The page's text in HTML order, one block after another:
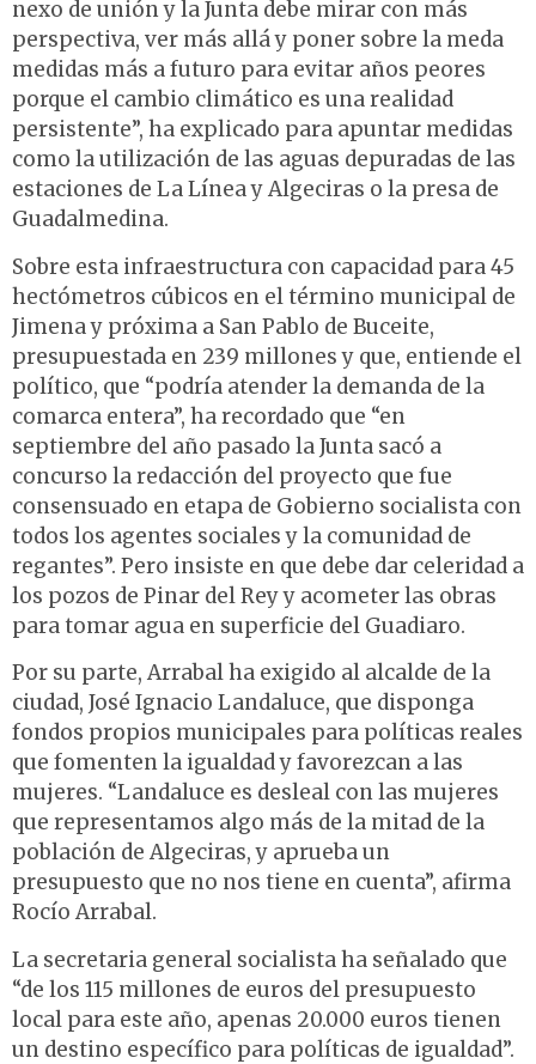
nexo de unión y la Junta debe mirar con más
perspectiva, ver más allá y poner sobre la meda
medidas más a futuro para evitar años peores
porque el cambio climático es una realidad
persistente”, ha explicado para apuntar medidas
como la utilización de las aguas depuradas de las
estaciones de La Línea y Algeciras o la presa de
Guadalmedina.
Sobre esta infraestructura con capacidad para 45
hectómetros cúbicos en el término municipal de
Jimena y próxima a San Pablo de Buceite,
presupuestada en 239 millones y que, entiende el
político, que “podría atender la demanda de la
comarca entera”, ha recordado que “en
septiembre del año pasado la Junta sacó a
concurso la redacción del proyecto que fue
consensuado en etapa de Gobierno socialista con
todos los agentes sociales y la comunidad de
regantes”. Pero insiste en que debe dar celeridad a
los pozos de Pinar del Rey y acometer las obras
para tomar agua en superficie del Guadiaro.
Por su parte, Arrabal ha exigido al alcalde de la
ciudad, José Ignacio Landaluce, que disponga
fondos propios municipales para políticas reales
que fomenten la igualdad y favorezcan a las
mujeres. “Landaluce es desleal con las mujeres
que representamos algo más de la mitad de la
población de Algeciras, y aprueba un
presupuesto que no nos tiene en cuenta”, afirma
Rocío Arrabal.
La secretaria general socialista ha señalado que
“de los 115 millones de euros del presupuesto
local para este año, apenas 20.000 euros tienen
un destino específico para políticas de igualdad”.